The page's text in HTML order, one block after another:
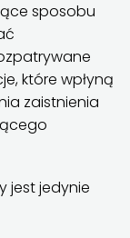
sposobu
które wpłyną
zaistnienia
jest jedynie